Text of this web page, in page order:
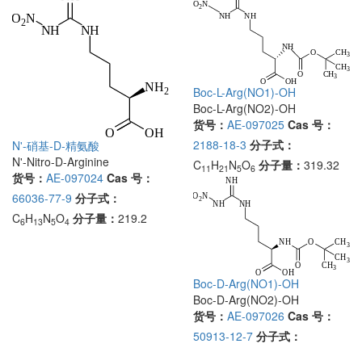
N'-硝基-D-精氨酸
N'-Nitro-D-Arginine
货号： AE-097024 Cas 号：
66036-77-9 分子式：
C6H13N5O4 分子量： 219.2
Boc-L-Arg(NO1)-OH
Boc-L-Arg(NO2)-OH
货号： AE-097025 Cas 号：
2188-18-3 分子式：
C11 H21 N5O6 分子量： 319.32
Boc-D-Arg(NO1)-OH
Boc-D-Arg(NO2)-OH
货号： AE-097026 Cas 号：
50913-12-7 分子式：